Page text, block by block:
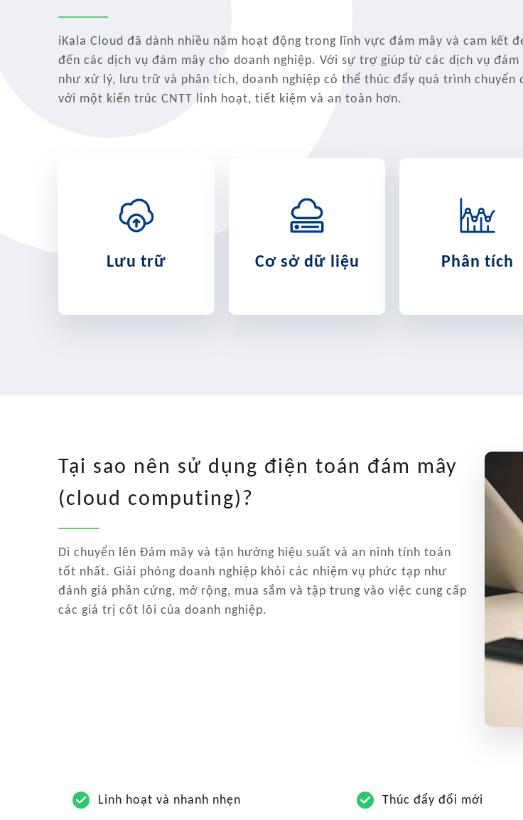
iKala Cloud đã dành nhiều năm hoạt động trong lĩnh vực đám mây và cam kết
đến các dịch vụ đám mây cho doanh nghiệp. Với sự trợ giúp từ các dịch vụ đám
như xử lý, lưu trữ và phân tích, doanh nghiệp có thể thúc đẩy quá trình chuyển
với một kiến trúc CNTT linh hoạt, tiết kiệm và an toàn hơn.
Lưu trữ Cơ sở dữ liệu Phân tích
Tại sao nên sử dụng điện toán đám mây
(cloud computing)?
Di chuyển lên Đám mây và tận hưởng hiệu suất và an ninh tính toán
tốt nhất. Giải phóng doanh nghiệp khỏi các nhiệm vụ phức tạp như
đánh giá phần cứng, mở rộng, mua sắm và tập trung vào việc cung cấp
các giá trị cốt lõi của doanh nghiệp.
Linh hoạt và nhanh nhẹn Thúc đẩy đổi mới